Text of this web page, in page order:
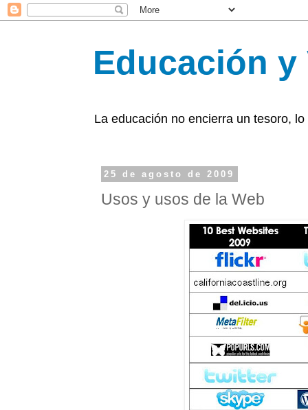
Educación
La educación no encierra un tesoro, lo
25 de agosto de 2009
Usos y usos de la Web